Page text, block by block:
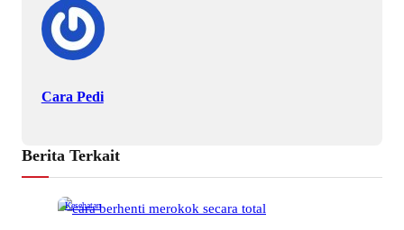
Cara Pedi
Berita Terkait
Kesehatan